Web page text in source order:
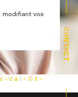
CONTACT
modifiant vos